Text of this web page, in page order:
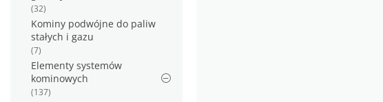
(32)
Kominy podwójne do paliw
stałych i gazu
(7)
Elementy systemów
kominowych
(137)